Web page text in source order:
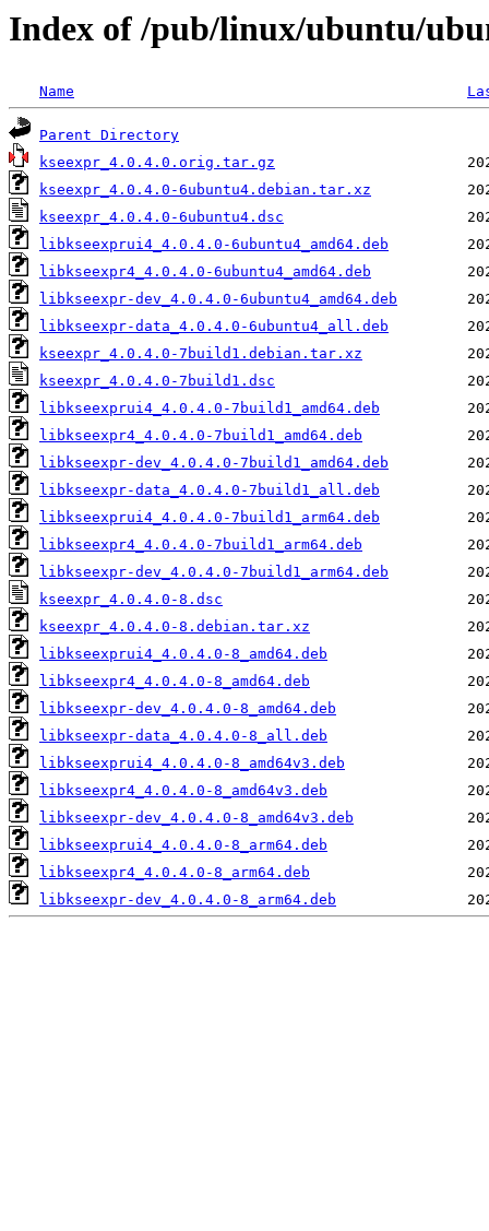
Index of /pub/linux/ubuntu/
Name
Parent Directory
kseexpr_4.0.4.0.orig.tar.gz
kseexpr_4.0.4.0-6ubuntu4.debian.tar.xz
kseexpr_4.0.4.0-6ubuntu4.dsc
libkseexprui4_4.0.4.0-6ubuntu4_amd64.deb
libkseexpr4_4.0.4.0-6ubuntu4_amd64.deb
libkseexpr-dev_4.0.4.0-6ubuntu4_amd64.deb
libkseexpr-data_4.0.4.0-6ubuntu4_all.deb
kseexpr_4.0.4.0-7build1.debian.tar.xz
kseexpr_4.0.4.0-7build1.dsc
libkseexprui4_4.0.4.0-7build1_amd64.deb
libkseexpr4_4.0.4.0-7build1_amd64.deb
libkseexpr-dev_4.0.4.0-7build1_amd64.deb
libkseexpr-data_4.0.4.0-7build1_all.deb
libkseexprui4_4.0.4.0-7build1_arm64.deb
libkseexpr4_4.0.4.0-7build1_arm64.deb
libkseexpr-dev_4.0.4.0-7build1_arm64.deb
kseexpr_4.0.4.0-8.dsc
kseexpr_4.0.4.0-8.debian.tar.xz
libkseexprui4_4.0.4.0-8_amd64.deb
libkseexpr4_4.0.4.0-8_amd64.deb
libkseexpr-dev_4.0.4.0-8_amd64.deb
libkseexpr-data_4.0.4.0-8_all.deb
libkseexprui4_4.0.4.0-8_amd64v3.deb
libkseexpr4_4.0.4.0-8_amd64v3.deb
libkseexpr-dev_4.0.4.0-8_amd64v3.deb
libkseexprui4_4.0.4.0-8_arm64.deb
libkseexpr4_4.0.4.0-8_arm64.deb
libkseexpr-dev_4.0.4.0-8_arm64.deb